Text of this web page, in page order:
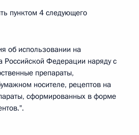
пунктом 4 следующего
об использовании на
Российской Федерации наряду с
препараты,
носителе, рецептов на
сформированных в форме